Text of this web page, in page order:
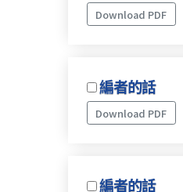
Download PDF
編者的話
Download PDF
編者的話